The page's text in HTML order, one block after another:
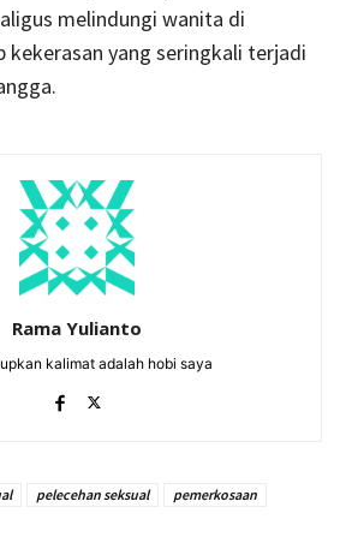
melindungi wanita di
kekerasan yang seringkali terjadi
Rama Yulianto
kalimat adalah hobi saya
pelecehan seksual
pemerkosaan